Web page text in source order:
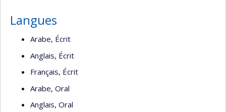
Langues
Arabe, Écrit
Anglais, Écrit
Français, Écrit
Arabe, Oral
Anglais, Oral